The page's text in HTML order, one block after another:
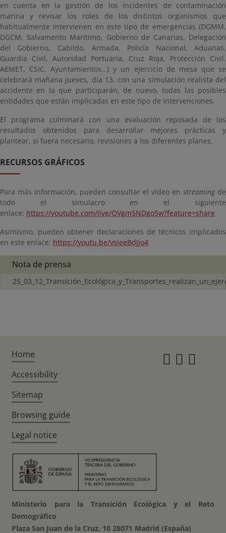
en cuenta en la gestión de los incidentes de contaminación
marina y revisar los roles de los distintos organismos que
habitualmente intervienen en este tipo de emergencias (DGMM,
DGCM, Salvamento Marítimo, Gobierno de Canarias, Delegación
del Gobierno, Cabildo, Armada, Policía Nacional, Aduanas,
Guardia Civil, Autoridad Portuaria, Cruz Roja, Protección Civil,
AEMET, CSIC, Ayuntamientos…) y un ejercicio de mesa que se
celebrará mañana jueves, día 13, con una simulación realista del
accidente en la que participarán, de nuevo, todas las posibles
entidades que están implicadas en este tipo de intervenciones.
El programa culminará con una evaluación reposada de los
resultados obtenidos para desarrollar mejores prácticas y
plantear, si fuera necesario, revisiones a los diferentes planes.
RECURSOS GRÁFICOS
Para más información, pueden consultar el vídeo en streamingde
todo el simulacro en el siguiente
enlace: https://youtube.com/live/OVgm5NDgo5w?feature=share
Asimismo, pueden obtener declaraciones de técnicos implicados
en este enlace: https://youtu.be/vsieeBdJjo4
Nota de prensa
Home
Accessibility
Sitemap
Browsing guide
Legal notice
Ministerio para la Transición Ecológica y el Reto
Demográfico
Plaza San Juan de la Cruz, 10 28071 Madrid (España)